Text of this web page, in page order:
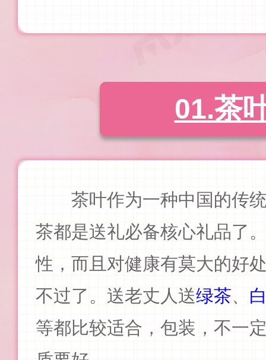
01.茶
茶叶作为一种中国的传
茶都是送礼必备核心礼品了
性，而且对健康有莫大的好
不过了。送老丈人送绿茶、
等都比较适合，包装，不一